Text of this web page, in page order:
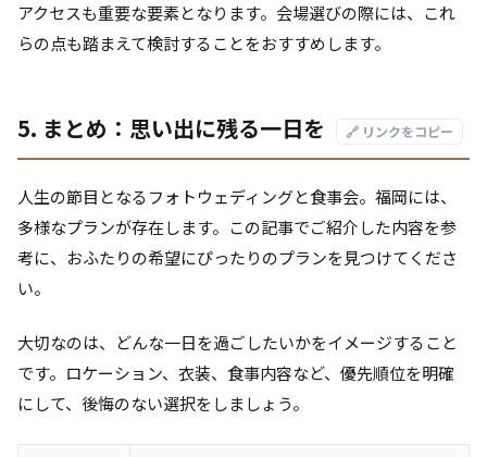
アクセスも重要な要素となります。会場選びの際には、これ
らの点も踏まえて検討することをおすすめします。
5. まとめ：思い出に残る一日を 🔗 リンクをコピー
人生の節目となるフォトウェディングと食事会。福岡には、
多様なプランが存在します。この記事でご紹介した内容を参
考に、おふたりの希望にぴったりのプランを見つけてくださ
い。
大切なのは、どんな一日を過ごしたいかをイメージすること
です。ロケーション、衣装、食事内容など、優先順位を明確
にして、後悔のない選択をしましょう。